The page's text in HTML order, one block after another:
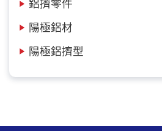
鋁擠零件
陽極鋁材
陽極鋁擠型